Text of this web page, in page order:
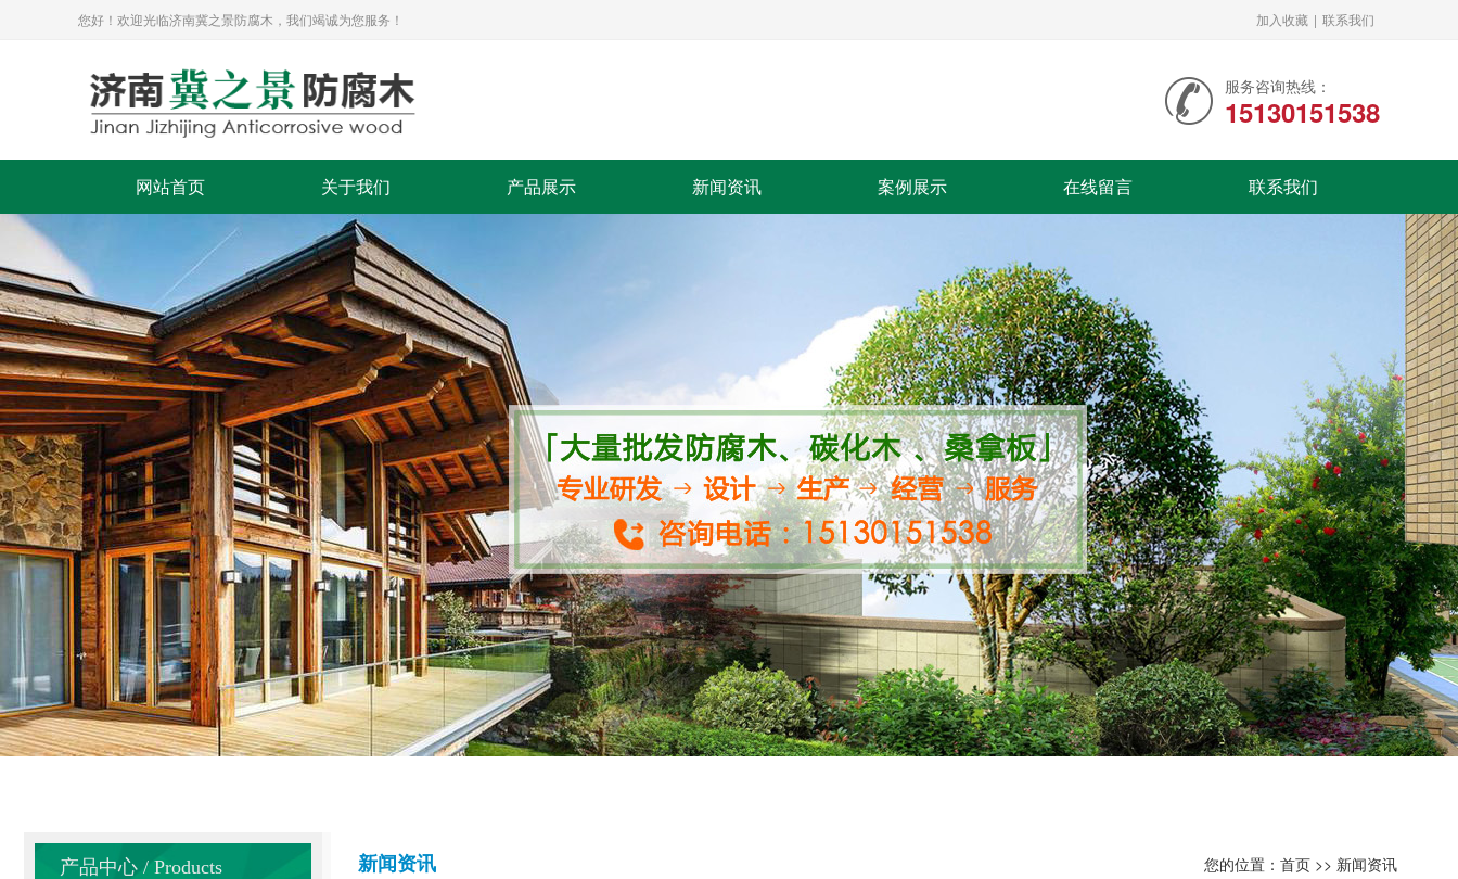
您好！欢迎光临济南冀之景防腐木，我们竭诚为您服务！ 加入收藏 | 联系我们
服务咨询热线：
15130151538
网站首页 关于我们 产品展示 新闻资讯 案例展示 在线留言 联系我们
产品中心 / Products 新闻资讯 您的位置：首页 >> 新闻资讯